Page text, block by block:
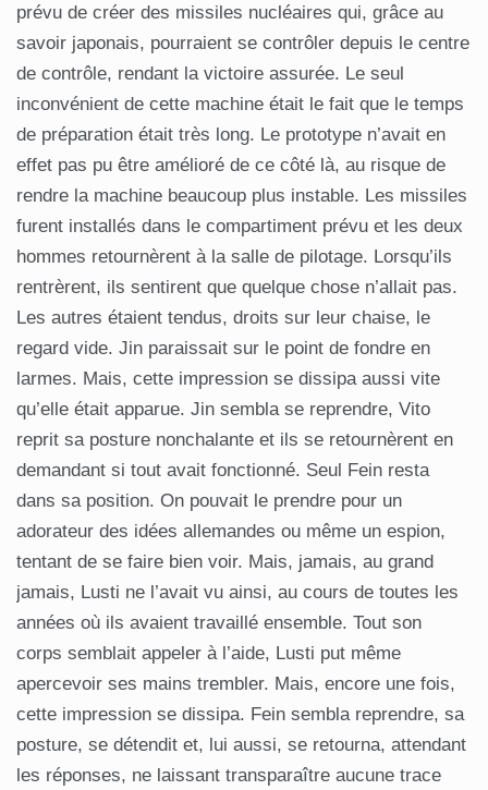
prévu de créer des missiles nucléaires qui, grâce au
savoir japonais, pourraient se contrôler depuis le centre
de contrôle, rendant la victoire assurée. Le seul
inconvénient de cette machine était le fait que le temps
de préparation était très long. Le prototype n’avait en
effet pas pu être amélioré de ce côté là, au risque de
rendre la machine beaucoup plus instable. Les missiles
furent installés dans le compartiment prévu et les deux
hommes retournèrent à la salle de pilotage. Lorsqu’ils
rentrèrent, ils sentirent que quelque chose n’allait pas.
Les autres étaient tendus, droits sur leur chaise, le
regard vide. Jin paraissait sur le point de fondre en
larmes. Mais, cette impression se dissipa aussi vite
qu’elle était apparue. Jin sembla se reprendre, Vito
reprit sa posture nonchalante et ils se retournèrent en
demandant si tout avait fonctionné. Seul Fein resta
dans sa position. On pouvait le prendre pour un
adorateur des idées allemandes ou même un espion,
tentant de se faire bien voir. Mais, jamais, au grand
jamais, Lusti ne l’avait vu ainsi, au cours de toutes les
années où ils avaient travaillé ensemble. Tout son
corps semblait appeler à l’aide, Lusti put même
apercevoir ses mains trembler. Mais, encore une fois,
cette impression se dissipa. Fein sembla reprendre, sa
posture, se détendit et, lui aussi, se retourna, attendant
les réponses, ne laissant transparaître aucune trace